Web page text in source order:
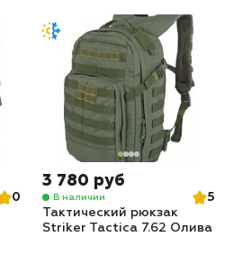
0
3 780 руб
В наличии
5
Тактический рюкзак
Striker Tactica 7.62 Олива